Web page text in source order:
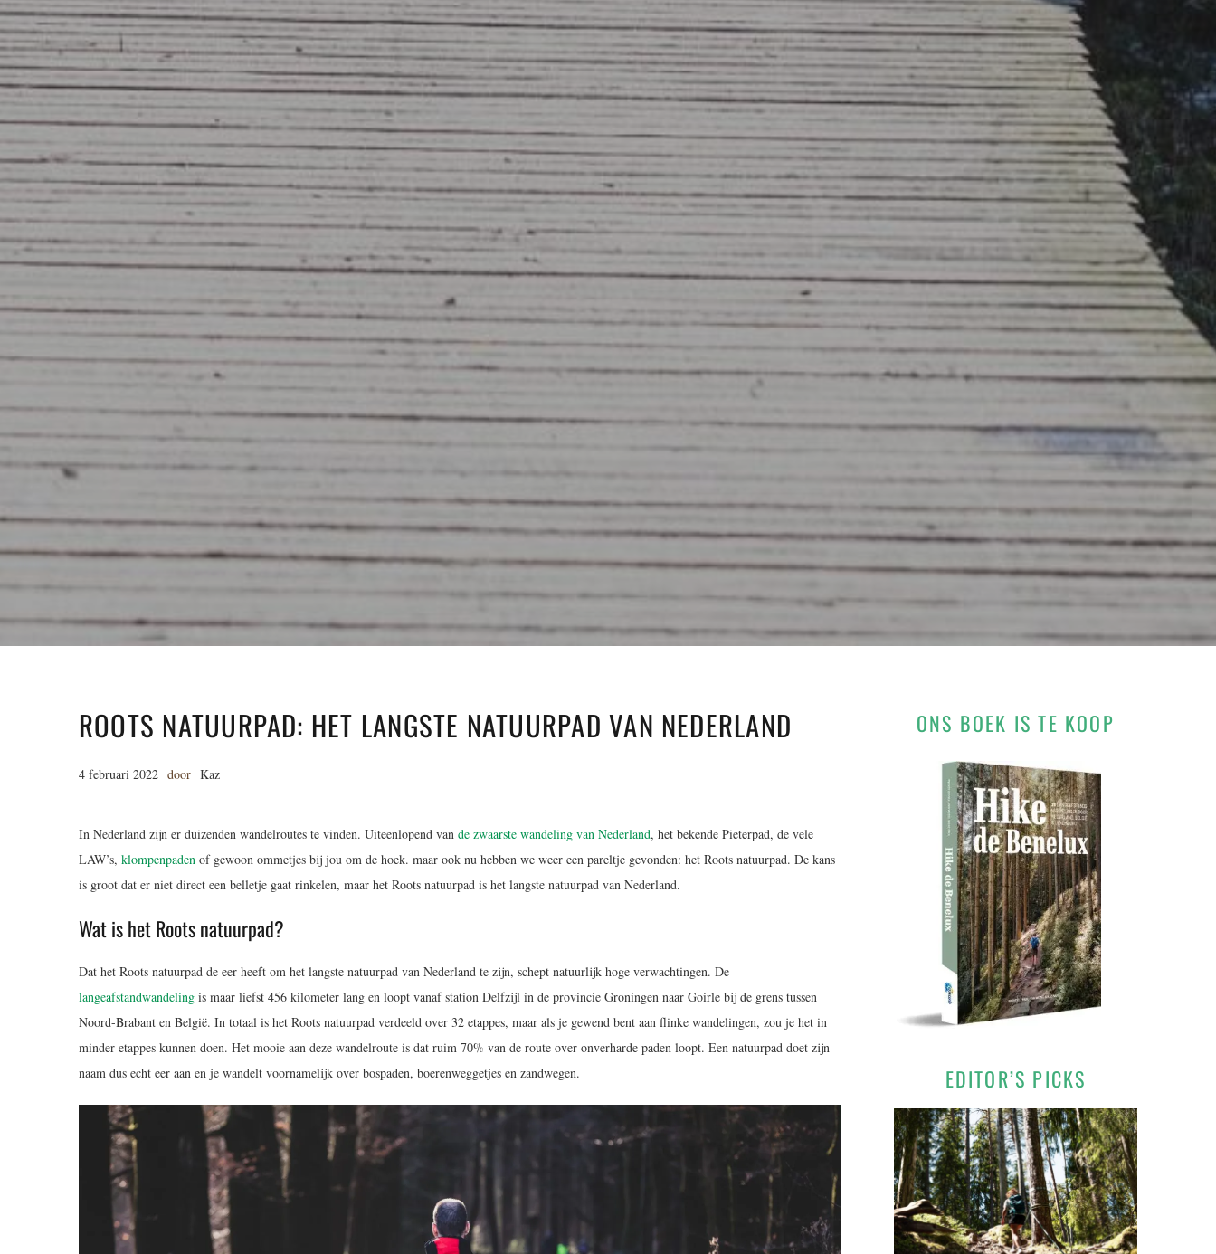
ROOTS NATUURPAD: HET LANGSTE NATUURPAD VAN NEDERLAND
4 februari 2022 door Kaz
In Nederland zijn er duizenden wandelroutes te vinden. Uiteenlopend van de zwaarste wandeling van Nederland, het bekende Pieterpad, de vele
LAW’s, klompenpaden of gewoon ommetjes bij jou om de hoek. maar ook nu hebben we weer een pareltje gevonden: het Roots natuurpad. De kans
is groot dat er niet direct een belletje gaat rinkelen, maar het Roots natuurpad is het langste natuurpad van Nederland.
Wat is het Roots natuurpad?
Dat het Roots natuurpad de eer heeft om het langste natuurpad van Nederland te zijn, schept natuurlijk hoge verwachtingen. De
langeafstandwandeling is maar liefst 456 kilometer lang en loopt vanaf station Delfzijl in de provincie Groningen naar Goirle bij de grens tussen
Noord-Brabant en België. In totaal is het Roots natuurpad verdeeld over 32 etappes, maar als je gewend bent aan flinke wandelingen, zou je het in
minder etappes kunnen doen. Het mooie aan deze wandelroute is dat ruim 70% van de route over onverharde paden loopt. Een natuurpad doet zijn
naam dus echt eer aan en je wandelt voornamelijk over bospaden, boerenweggetjes en zandwegen.
ONS BOEK IS TE KOOP
EDITOR’S PICKS